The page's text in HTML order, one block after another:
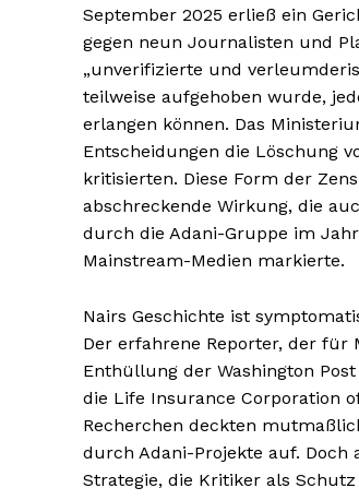
September 2025 erließ ein
gegen neun Journalisten und
„unverifizierte und
teilweise aufgehoben wurde,
erlangen können. Das
Entscheidungen die Löschung
kritisierten. Diese Form der
abschreckende Wirkung, die
durch die Adani-Gruppe im
Mainstream-Medien markierte.
Nairs Geschichte ist
Der erfahrene Reporter, der für
Enthüllung der Washington
die Life Insurance Corporation
Recherchen deckten
durch Adani-Projekte auf.
Strategie, die Kritiker als